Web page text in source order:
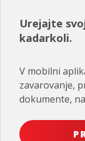
Urejajte
kadarkoli.
V mobilni
zavarovanje,
dokumente,